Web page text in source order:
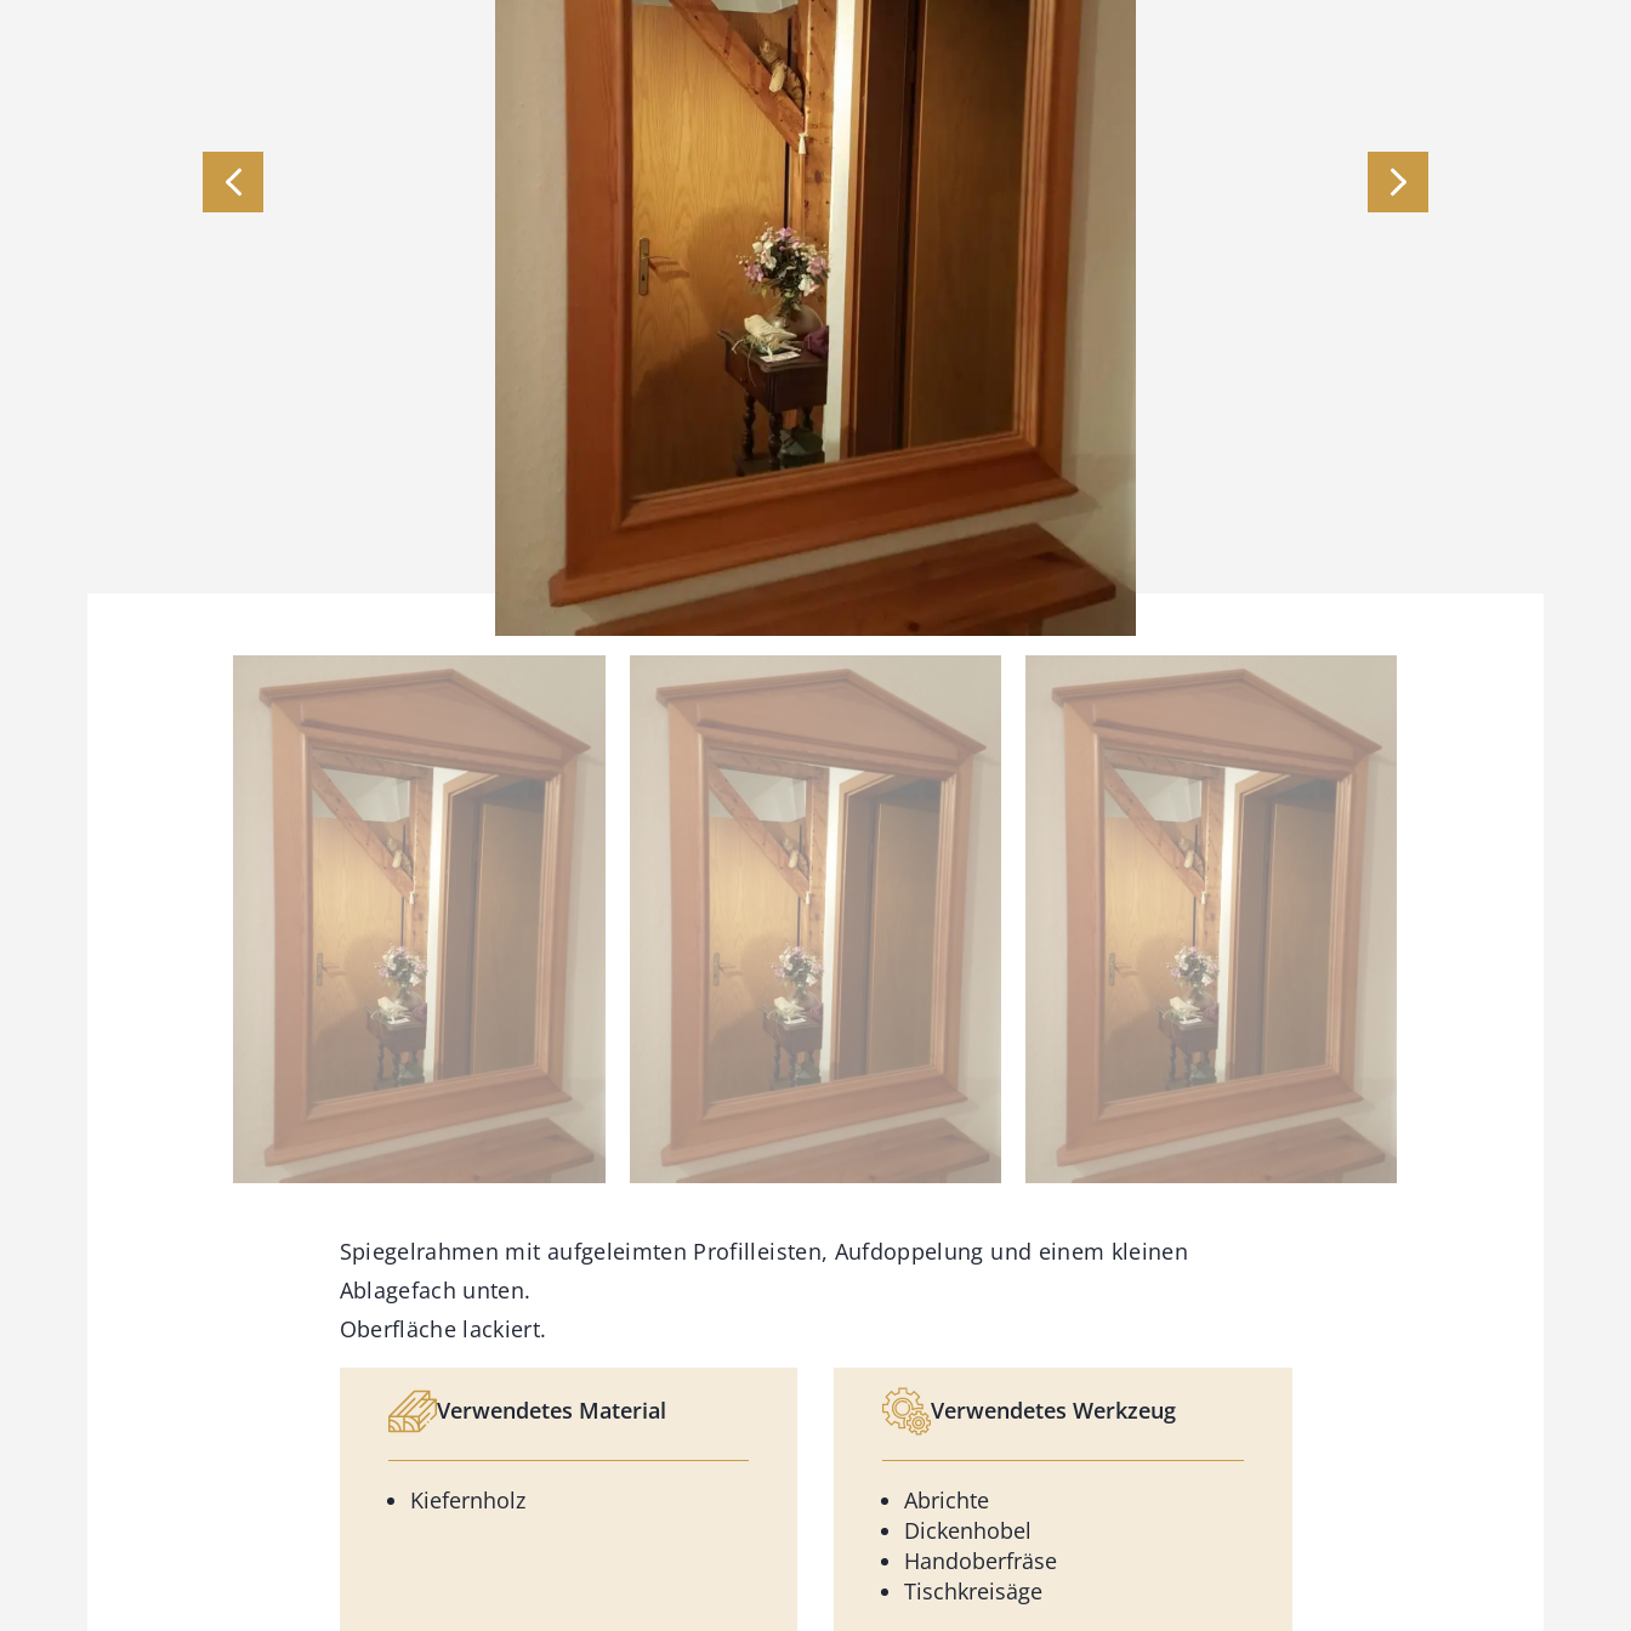
Spiegelrahmen mit aufgeleimten Profilleisten, Aufdoppelung und einem kleinen
Ablagefach unten.
Oberfläche lackiert.
Verwendetes Material
Kiefernholz
Verwendetes Werkzeug
Abrichte
Dickenhobel
Handoberfräse
Tischkreisäge